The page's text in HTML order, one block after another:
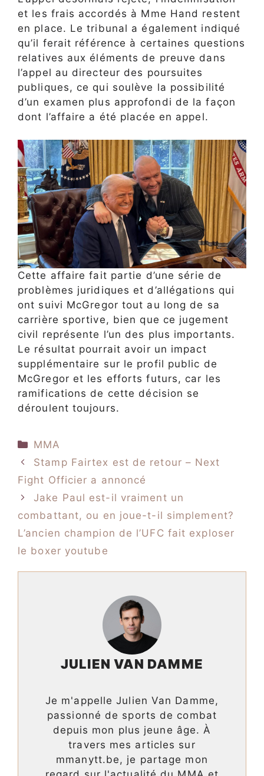
et les frais accordés à Mme Hand restent
en place. Le tribunal a également indiqué
qu’il ferait référence à certaines questions
relatives aux éléments de preuve dans
l’appel au directeur des poursuites
publiques, ce qui soulève la possibilité
d’un examen plus approfondi de la façon
dont l’affaire a été placée en appel.
Cette affaire fait partie d’une série de
problèmes juridiques et d’allégations qui
ont suivi McGregor tout au long de sa
carrière sportive, bien que ce jugement
civil représente l’un des plus importants.
Le résultat pourrait avoir un impact
supplémentaire sur le profil public de
McGregor et les efforts futurs, car les
ramifications de cette décision se
déroulent toujours.
Catégories
MMA
Stamp Fairtex est de retour – Next
Fight Officier a annoncé
Jake Paul est-il vraiment un
combattant, ou en joue-t-il simplement?
L’ancien champion de l’UFC fait exploser
le boxer youtube
JULIEN VAN DAMME
Je m'appelle Julien Van Damme,
passionné de sports de combat
depuis mon plus jeune âge. À
travers mes articles sur
mmanytt.be, je partage mon